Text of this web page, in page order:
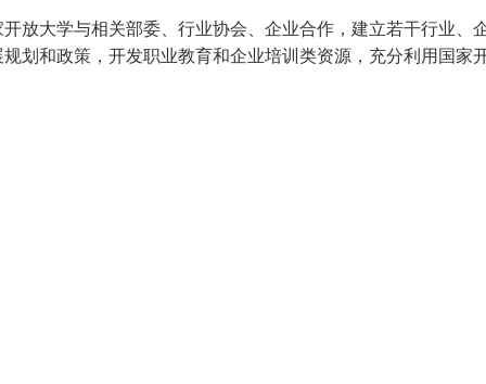
放大学与相关部委、行业协会、企业合作，建立若干行业、
划和政策，开发职业教育和企业培训类资源，充分利用国家